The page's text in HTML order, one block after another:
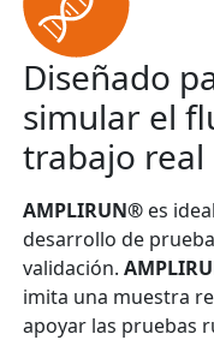
Diseñado
simular el
trabajo real
AMPLIRUN® es
desarrollo de
validación.
imita una muestra
apoyar las pruebas